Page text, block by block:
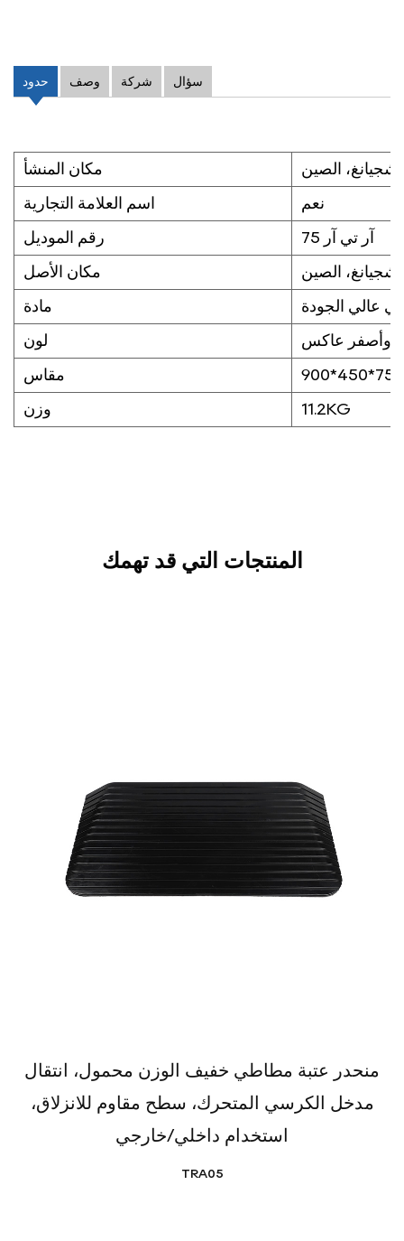
حدود وصف شركة سؤال
مكان المنشأ تشجيانغ، الصين
اسم العلامة التجارية نعم
رقم الموديل آر تي آر 75
مكان الأصل تشجيانغ، الصين
مادة عالي الجودة
لون وأصفر عاكس
مقاس
وزن 11.2KG
المنتجات التي قد تهمك
منحدر عتبة مطاطي خفيف الوزن محمول، انتقال
مدخل الكرسي المتحرك، سطح مقاوم للانزلاق،
استخدام داخلي/خارجي
TRA05